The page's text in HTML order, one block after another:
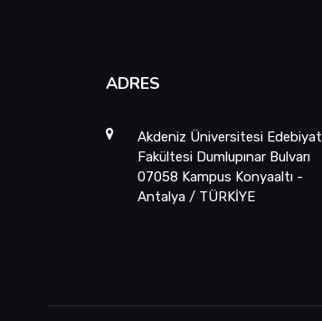
ADRES
Akdeniz Üniversitesi Edebiyat
Fakültesi Dumlupınar Bulvarı
07058 Kampus Konyaaltı -
Antalya / TÜRKİYE